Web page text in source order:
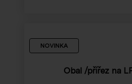
NOVINKA
Obal /přířez na